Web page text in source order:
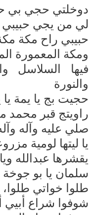
دوخلتي حجي
لي من يجي حبيبي
حبيبي راح مكة
ومكة المعمورة
فيها السلاسل
والنورة
حجيت بج يا يمة يا
راويتج قبر
صلي عليه وآله
يا ليتها لومية
يقشرها عبدالله
سلمان يا بو
طلوا خواتي
شوفوا شراع